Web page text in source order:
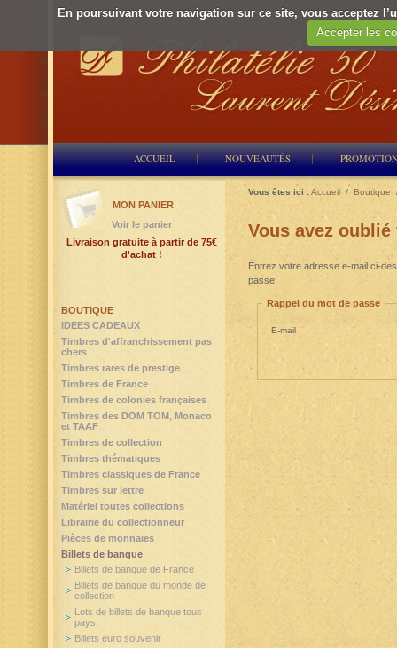
En poursuivant votre navigation sur ce site, vous acceptez
Accepter les
ACCUEIL NOUVEAUTÉS
Vous êtes ici :Accueil / Boutique
Vous avez
Entrez votre adresse e-mail ci-
passe.
Rappel du mot de passe
E-mail
BOUTIQUE
IDEES CADEAUX
Timbres d'affranchissement pas
chers
Timbres rares de prestige
Timbres de France
Timbres de colonies françaises
Timbres des DOM TOM, Monaco
et TAAF
Timbres de collection
Timbres thématiques
Timbres classiques de France
Timbres sur lettre
Matériel toutes collections
Librairie du collectionneur
Pièces de monnaies
Billets de banque
Billets de banque de France
Billets de banque du monde de
collection
Lots de billets de banque tous
pays
Billets euro souvenir
MON PANIER
Voir le panier
Livraison gratuite à partir de 75€
d'achat !